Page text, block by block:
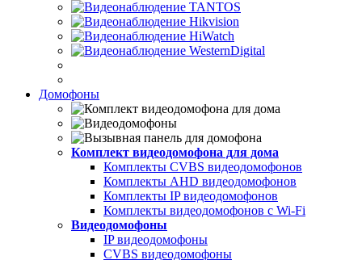
Домофоны
Комплект видеодомофона для дома
Комплекты CVBS видеодомофонов
Комплекты AHD видеодомофонов
Комплекты IP видеодомофонов
Комплекты видеодомофонов с Wi-Fi
Видеодомофоны
IP видеодомофоны
CVBS видеодомофоны